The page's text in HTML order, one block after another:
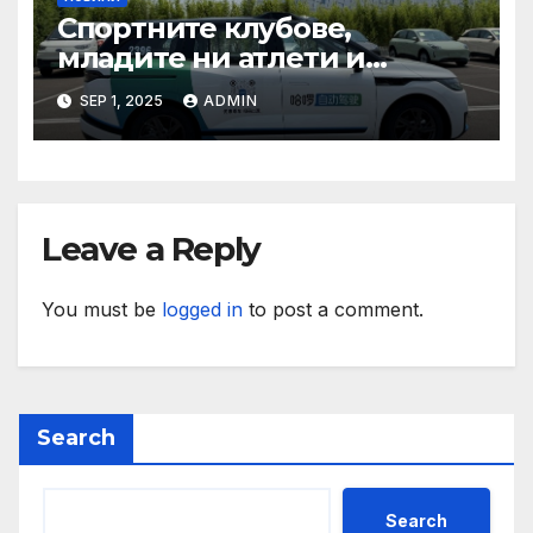
Спортните клубове,
младите ни атлети и
техните треньори имат
нужда от нашата подкрепа
и ние ще им я осигурим
SEP 1, 2025 ADMIN
Leave a Reply
You must be logged in to post a comment.
Search
Search